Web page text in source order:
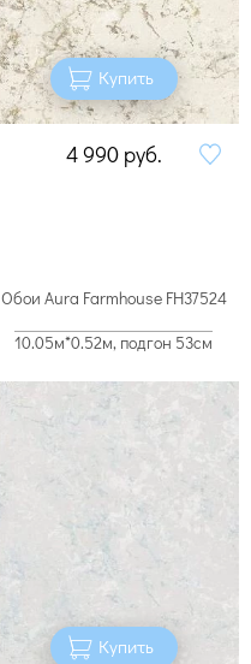
Купить
4 990 руб.
Обои Aura Farmhouse FH37524
10.05м*0.52м, подгон 53см
Купить